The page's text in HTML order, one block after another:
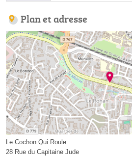
Plan et adresse
Le Cochon Qui Roule
28 Rue du Capitaine Jude